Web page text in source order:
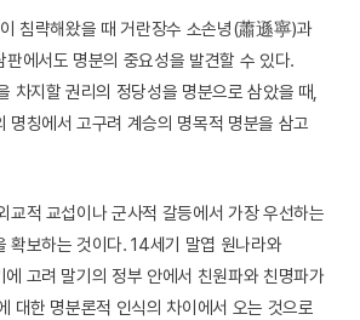
침략해왔을 때 거란장수 소손녕(蕭遜寧)과
에서도 명분의 중요성을 발견할 수 있다.
차지할 권리의 정당성을 명분으로 삼았을 때,
명칭에서 고구려 계승의 명목적 명분을 삼고
교적 교섭이나 군사적 갈등에서 가장 우선하는
확보하는 것이다. 14세기 말엽 원나라와
고려 말기의 정부 안에서 친원파와 친명파가
대한 명분론적 인식의 차이에서 오는 것으로